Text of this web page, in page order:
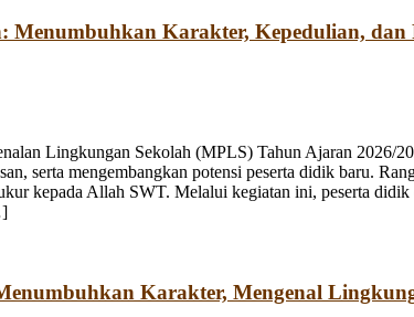
Karakter, Kepedulian, dan
Lingkungan Sekolah (MPLS) Tahun Ajaran
serta mengembangkan potensi peserta didik baru.
kepada Allah SWT. Melalui kegiatan ini, peserta
Karakter, Mengenal